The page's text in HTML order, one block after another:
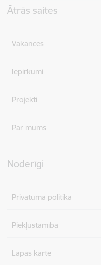
Ātrās saites
Vakances
Iepirkumi
Projekti
Par mums
Noderīgi
Privātuma politika
Piekļūstamība
Lapas karte